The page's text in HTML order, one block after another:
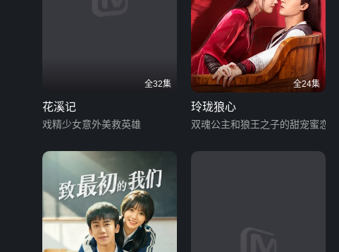
全32集
花溪记
戏精少女意外美救英雄
全24集
玲珑狼心
双魂公主和狼王之子的甜宠蜜恋